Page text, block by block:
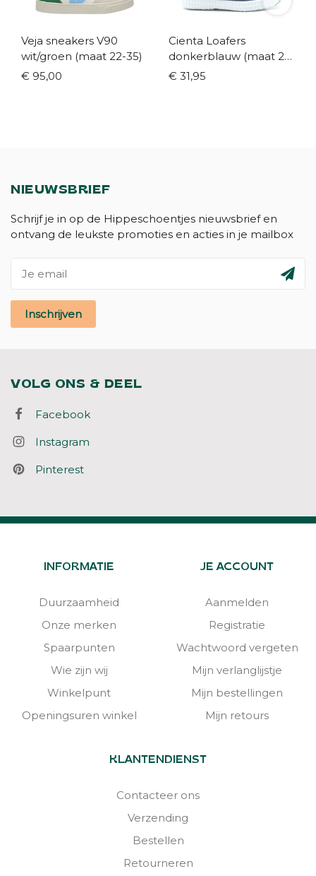
Veja sneakers V90
wit/groen (maat 22-35)
€ 95,00
Cienta Loafers
donkerblauw (maat 21-
42)
€ 31,95
NIEUWSBRIEF
Schrijf je in op de Hippeschoentjes nieuwsbrief en
ontvang de leukste promoties en acties in je mailbox
Inschrijven
VOLG ONS & DEEL
Facebook
Instagram
Pinterest
INFORMATIE
Duurzaamheid
Onze merken
Spaarpunten
Wie zijn wij
Winkelpunt
Openingsuren winkel
JE ACCOUNT
Aanmelden
Registratie
Wachtwoord vergeten
Mijn verlanglijstje
Mijn bestellingen
Mijn retours
KLANTENDIENST
Contacteer ons
Verzending
Bestellen
Retourneren